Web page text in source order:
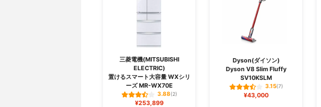
三菱電機(MITSUBISHI
ELECTRIC)
置けるスマート大容量 WXシリ
ーズ MR-WX70E
3.88(2)
¥253,899
Dyson(ダイソン)
Dyson V8 Slim Fluffy
SV10KSLM
3.15(7)
¥43,000